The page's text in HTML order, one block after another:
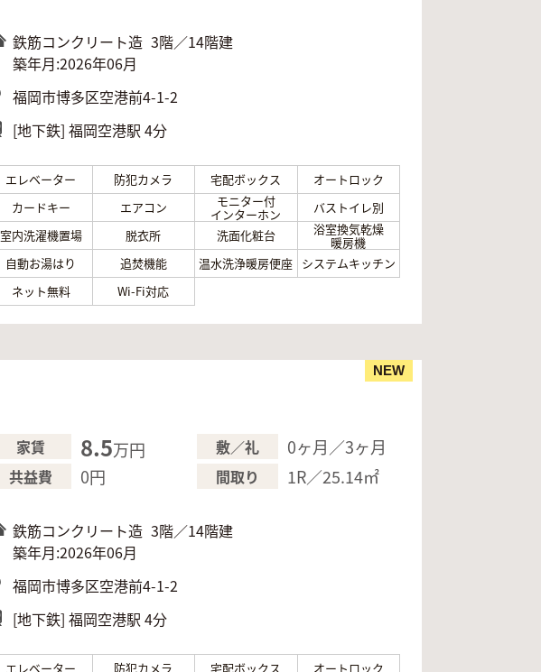
鉄筋コンクリート造 3階／14階建
築年月:2026年06月
福岡市博多区空港前4-1-2
[地下鉄] 福岡空港駅 4分
エレベーター 防犯カメラ 宅配ボックス
オートロック
カードキー
エアコン モニター付
インターホン
バストイレ別
室内洗濯機置場
脱衣所 洗面化粧台 浴室換気乾燥
暖房機
自動お湯はり
追焚機能 温水洗浄暖房便座 システムキッチン
ネット無料
Wi-Fi対応
NEW
家賃 8.5万円 敷／礼 0ヶ月／3ヶ月
共益費 0円 間取り 1R／25.14㎡
鉄筋コンクリート造 3階／14階建
築年月:2026年06月
福岡市博多区空港前4-1-2
[地下鉄] 福岡空港駅 4分
エレベーター 防犯カメラ 宅配ボックス
オートロック